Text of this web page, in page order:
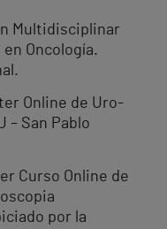
Multidisciplinar
Oncología.
Online de Uro-
– San Pablo
Curso Online de
por la